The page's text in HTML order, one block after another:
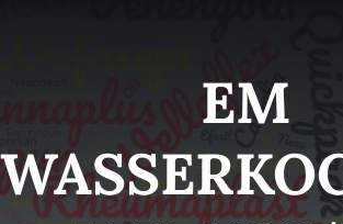
Brands
B2B-Shop
EM